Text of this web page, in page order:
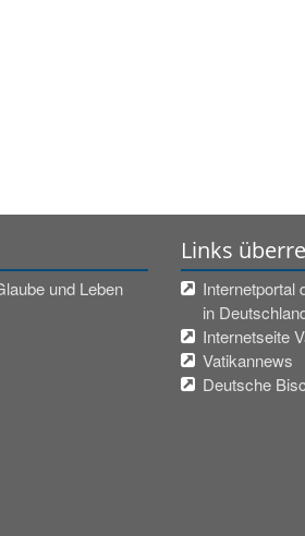
und Leben
Links
Internetportal
in
Internetseite
Vatikannews
Deutsche